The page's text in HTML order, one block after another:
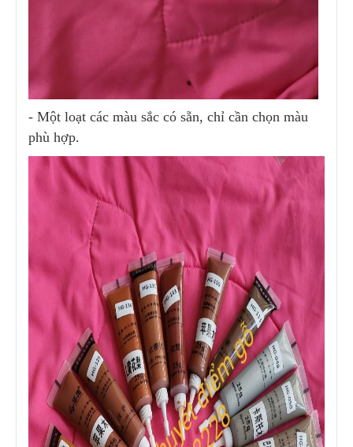
- Một loạt các màu sắc có sẵn, chỉ cần chọn màu
phù hợp.